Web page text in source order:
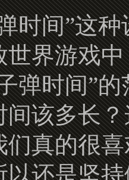
”这种设
世界游戏
弹时间”
间该多长
们真的很
以还是坚